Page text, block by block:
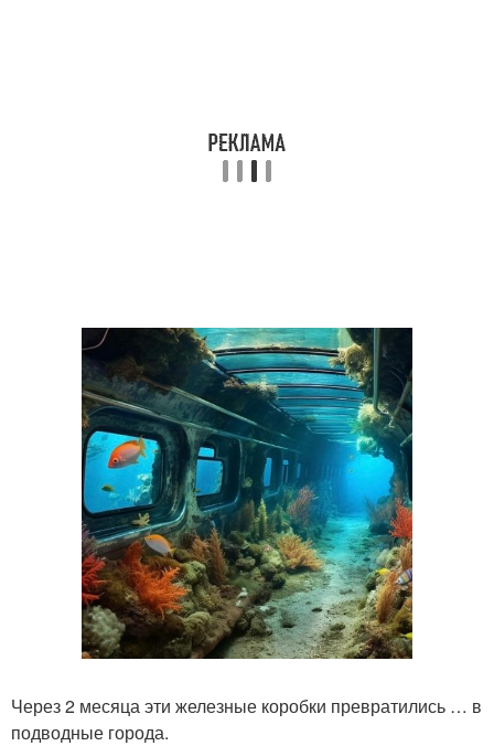
Через 2 месяца эти железные коробки превратились … в
подводные города.